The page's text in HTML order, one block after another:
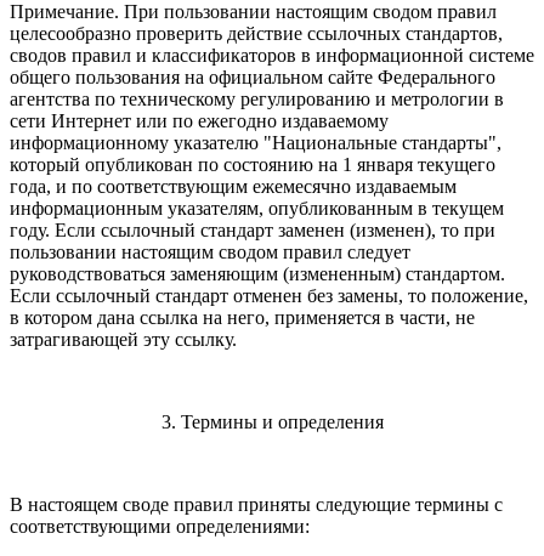
Примечание. При пользовании настоящим сводом правил
целесообразно проверить действие ссылочных стандартов,
сводов правил и классификаторов в информационной системе
общего пользования на официальном сайте Федерального
агентства по техническому регулированию и метрологии в
сети Интернет или по ежегодно издаваемому
информационному указателю "Национальные стандарты",
который опубликован по состоянию на 1 января текущего
года, и по соответствующим ежемесячно издаваемым
информационным указателям, опубликованным в текущем
году. Если ссылочный стандарт заменен (изменен), то при
пользовании настоящим сводом правил следует
руководствоваться заменяющим (измененным) стандартом.
Если ссылочный стандарт отменен без замены, то положение,
в котором дана ссылка на него, применяется в части, не
затрагивающей эту ссылку.
3. Термины и определения
В настоящем своде правил приняты следующие термины с
соответствующими определениями: